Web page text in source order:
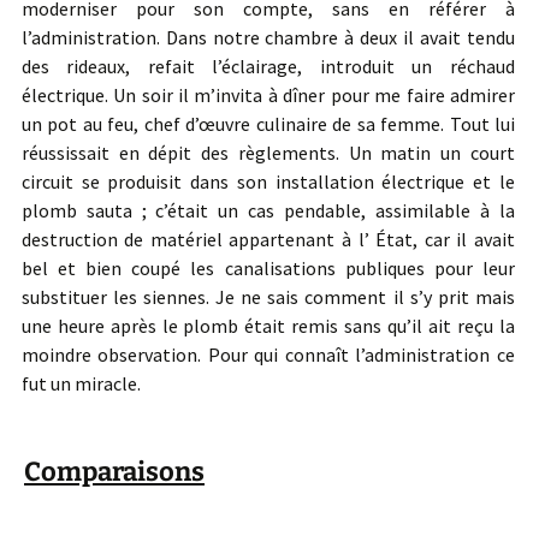
moderniser pour son compte, sans en référer à
l’administration. Dans notre chambre à deux il avait tendu
des rideaux, refait l’éclairage, introduit un réchaud
électrique. Un soir il m’invita à dîner pour me faire admirer
un pot au feu, chef d’œuvre culinaire de sa femme. Tout lui
réussissait en dépit des règlements. Un matin un court
circuit se produisit dans son installation électrique et le
plomb sauta ; c’était un cas pendable, assimilable à la
destruction de matériel appartenant à l’ État, car il avait
bel et bien coupé les canalisations publiques pour leur
substituer les siennes. Je ne sais comment il s’y prit mais
une heure après le plomb était remis sans qu’il ait reçu la
moindre observation. Pour qui connaît l’administration ce
fut un miracle.
Comparaisons